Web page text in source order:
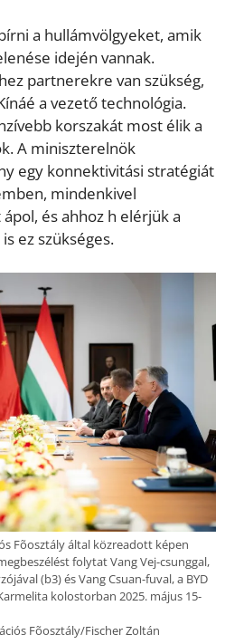
a hullámvölgyeket, amik
idején vannak.
partnerekre van szükség,
a vezető technológia.
korszakát most élik a
A miniszterelnök
egy konnektivitási stratégiát
mindenkivel
és ahhoz h elérjük a
ez szükséges.
Fõosztály által közreadott képen
folytat Vang Vej-csunggal,
(b3) és Vang Csuan-fuval, a BYD
kolostorban 2025. május 15-
Fõosztály/Fischer Zoltán